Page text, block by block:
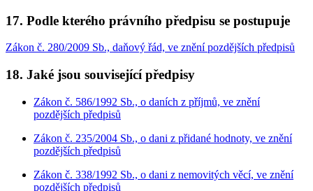
17. Podle kterého právního předpisu se postupuje
Zákon č. 280/2009 Sb., daňový řád, ve znění pozdějších předpisů
18. Jaké jsou související předpisy
Zákon č. 586/1992 Sb., o daních z příjmů, ve znění
pozdějších předpisů
Zákon č. 235/2004 Sb., o dani z přidané hodnoty, ve znění
pozdějších předpisů
Zákon č. 338/1992 Sb., o dani z nemovitých věcí, ve znění
pozdějších předpisů